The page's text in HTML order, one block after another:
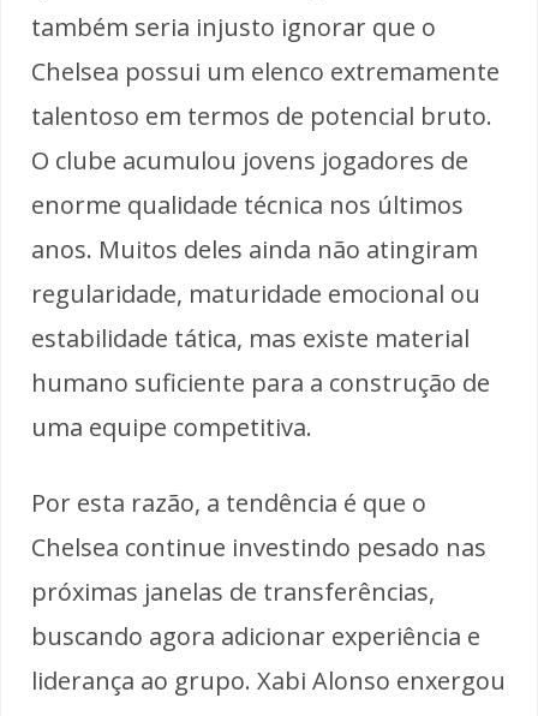
também seria injusto ignorar que o
Chelsea possui um elenco extremamente
talentoso em termos de potencial bruto.
O clube acumulou jovens jogadores de
enorme qualidade técnica nos últimos
anos. Muitos deles ainda não atingiram
regularidade, maturidade emocional ou
estabilidade tática, mas existe material
humano suficiente para a construção de
uma equipe competitiva.
Por esta razão, a tendência é que o
Chelsea continue investindo pesado nas
próximas janelas de transferências,
buscando agora adicionar experiência e
liderança ao grupo. Xabi Alonso enxergou